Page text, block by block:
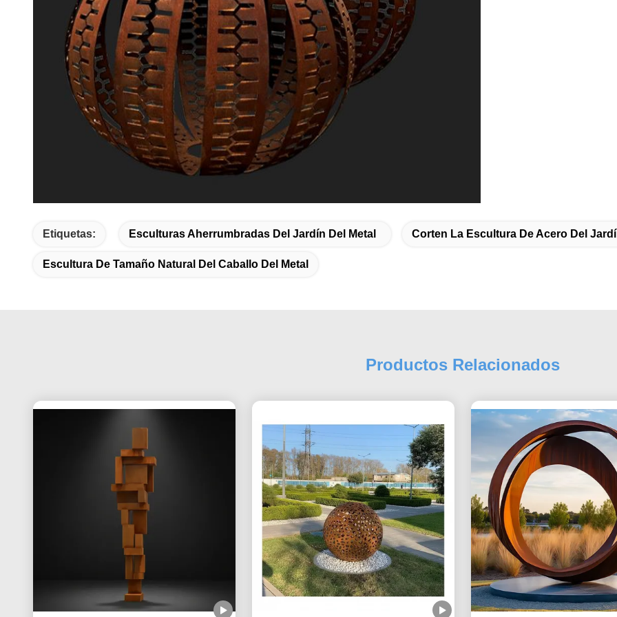
Etiquetas: Esculturas Aherrumbradas Del Jardín Del Metal Corten La Escultura De Acero Del
Escultura De Tamaño Natural Del Caballo Del Metal
Productos Relacionados